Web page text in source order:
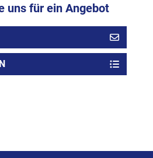
uns für ein Angebot